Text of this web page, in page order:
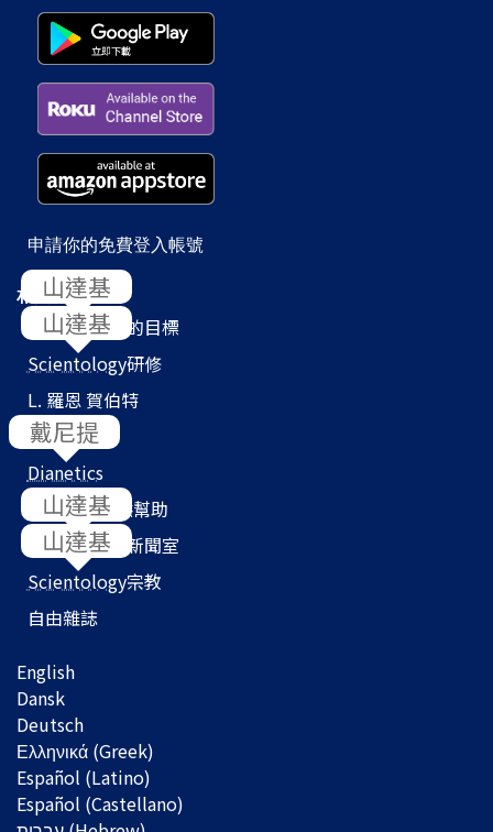
申請你的免費登入帳號
相關網站
Scientology
的目標
Scientology研修
L. 羅恩 賀伯特
教會搜尋器
Dianetics
我們如何提供幫助
Scientology
新聞室
Scientology宗教
自由雜誌
English
Dansk
Deutsch
Ελληνικά (Greek)
Español (Latino)
Español (Castellano)